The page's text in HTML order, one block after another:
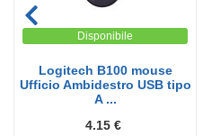
Disponibile
Logitech B100 mouse
Ufficio Ambidestro USB tipo
A ...
4.15 €